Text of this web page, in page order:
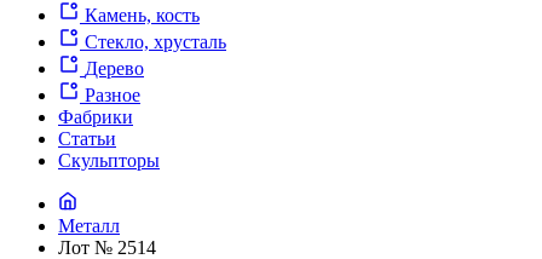
Камень, кость
Стекло, хрусталь
Дерево
Разное
Фабрики
Статьи
Скульпторы
Металл
Лот № 2514